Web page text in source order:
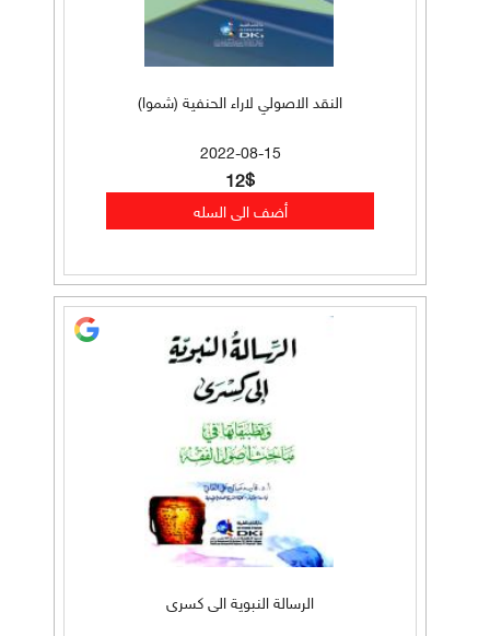
النقد الاصولي لاراء الحنفية (شموا)
2022-08-15
12$
الرسالة النبوية الى كسرى